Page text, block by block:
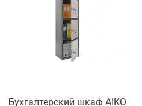
Бухгалтерский шкаф AIKO